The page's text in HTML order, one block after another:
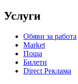
Услуги
Обяви за работа
Market
Поща
Билети
Direct Реклама